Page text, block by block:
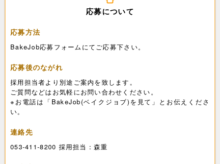
応募について
応募方法
BakeJob応募フォームにてご応募下さい。
応募後のながれ
採用担当者より別途ご案内を致します。
ご質問などはお気軽にお問い合わせください。
※お電話は「BakeJob(ベイクジョブ)を見て」とお伝えくださ
い。
連絡先
053-411-8200 採用担当：森重